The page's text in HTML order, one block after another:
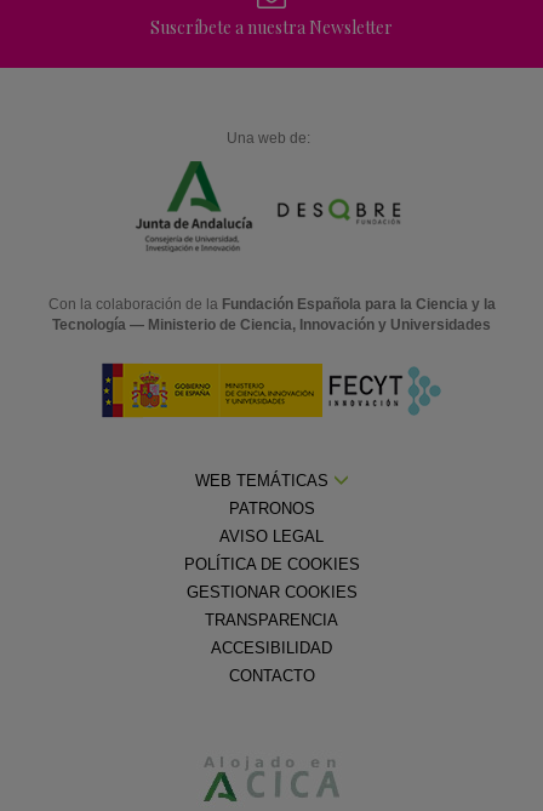
Suscríbete a nuestra Newsletter
Una web de:
Con la colaboración de la Fundación Española para la Ciencia y la
Tecnología — Ministerio de Ciencia, Innovación y Universidades
WEB TEMÁTICAS
PATRONOS
AVISO LEGAL
POLÍTICA DE COOKIES
GESTIONAR COOKIES
TRANSPARENCIA
ACCESIBILIDAD
CONTACTO